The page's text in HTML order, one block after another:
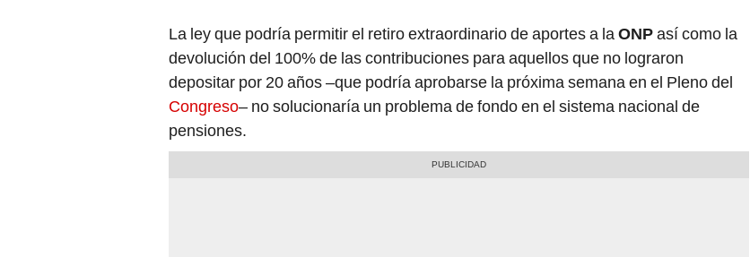
La ley que podría permitir el retiro extraordinario de aportes a laONPasí como la
devolución del 100% de las contribuciones para aquellos que no lograron
depositar por 20 años –que podría aprobarse la próxima semana en el Pleno del
Congreso– no solucionaría un problema de fondo en el sistema nacional de
pensiones.